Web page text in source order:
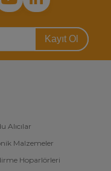
Kayıt Ol
Alıcılar
Malzemeler
Hoparlörleri